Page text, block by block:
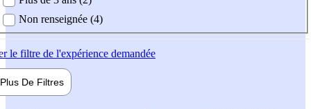
Non renseignée (4)
le filtre de l'expérience demandée
Plus De Filtres